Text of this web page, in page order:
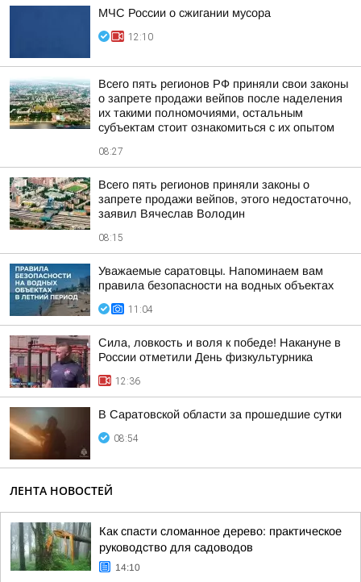
МЧС России о сжигании мусора
12:10
Всего пять регионов РФ приняли свои законы
о запрете продажи вейпов после наделения
их такими полномочиями, остальным
субъектам стоит ознакомиться с их опытом
08:27
Всего пять регионов приняли законы о
запрете продажи вейпов, этого недостаточно,
заявил Вячеслав Володин
08:15
Уважаемые саратовцы. Напоминаем вам
правила безопасности на водных объектах
11:04
Сила, ловкость и воля к победе! Накануне в
России отметили День физкультурника
12:36
В Саратовской области за прошедшие сутки
08:54
ЛЕНТА НОВОСТЕЙ
Как спасти сломанное дерево: практическое
руководство для садоводов
14:10